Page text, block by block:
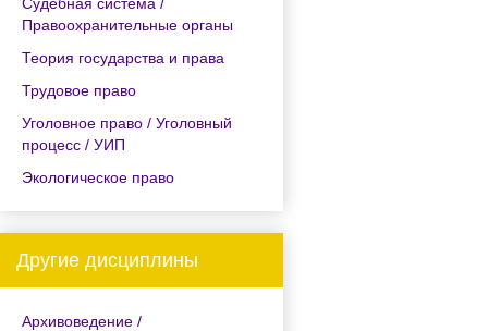
Правоохранительные органы
Теория государства и права
Трудовое право
Уголовное право / Уголовный
процесс / УИП
Экологическое право
Другие дисциплины
Архивоведение /